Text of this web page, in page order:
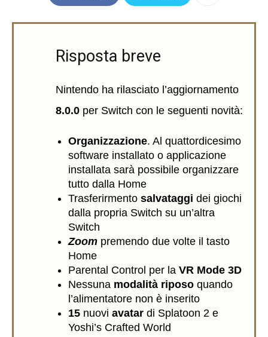
Risposta breve
Nintendo ha rilasciato l’aggiornamento
8.0.0 per Switch con le seguenti novità:
Organizzazione. Al quattordicesimo
software installato o applicazione
installata sarà possibile organizzare
tutto dalla Home
Trasferirmento salvataggi dei giochi
dalla propria Switch su un’altra
Switch
Zoom premendo due volte il tasto
Home
Parental Control per la VR Mode 3D
Nessuna modalità riposo quando
l’alimentatore non è inserito
15 nuovi avatar di Splatoon 2 e
Yoshi’s Crafted World